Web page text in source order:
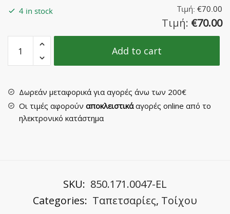
4 in stock Τιμή: €70.00
Τιμή: €70.00
Ταπετσαρία
Τοίχου
Νο
70cm
quantity
Add to cart
Δωρεάν μεταφορικά για αγορές άνω των 200€
Οι τιμές αφορούν αποκλειστικάαγορές online από το
ηλεκτρονικό κατάστημα
SKU: 850.171.0047-EL
Categories: Ταπετσαρίες, Τοίχου